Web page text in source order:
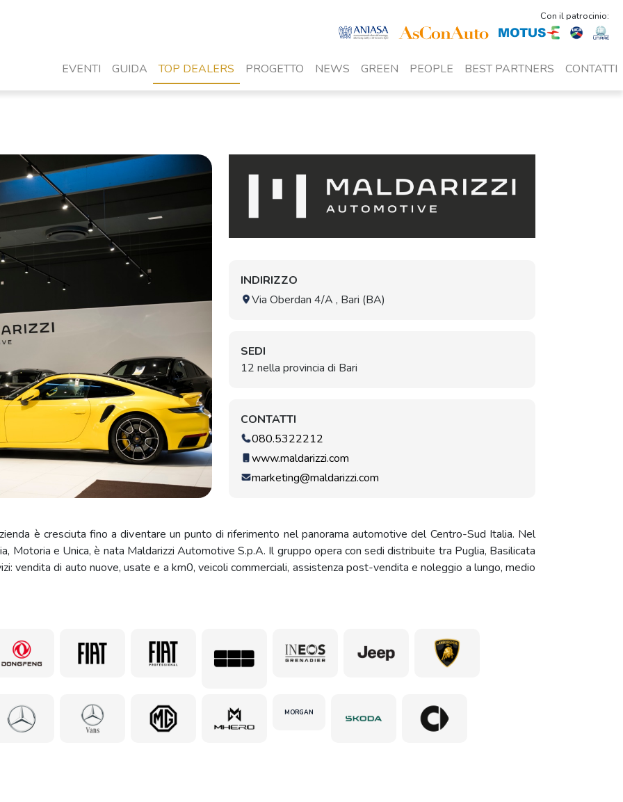
Con il patrocinio:
EVENTI GUIDA TOP DEALERS PROGETTO NEWS GREEN PEOPLE BEST PARTNERS CONTATTI
INDIRIZZO
Via Oberdan 4/A , Bari (BA)
SEDI
12 nella provincia di Bari
CONTATTI
080.5322212
www.maldarizzi.com
marketing@maldarizzi.com
è cresciuta fino a diventare un punto di riferimento nel panorama automotive del Centro-Sud Italia. Nel
Motoria e Unica, è nata Maldarizzi Automotive S.p.A. Il gruppo opera con sedi distribuite tra Puglia, Basilicata
vendita di auto nuove, usate e a km0, veicoli commerciali, assistenza post-vendita e noleggio a lungo, medio
MORGAN